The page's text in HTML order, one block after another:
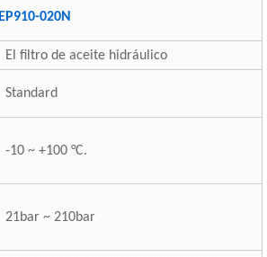
EP910-020N
El filtro de aceite hidráulico
Standard
-10 ~ +100 °C.
21bar ~ 210bar